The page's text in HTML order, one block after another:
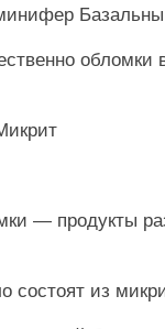
обломки
— продукты
состоят из